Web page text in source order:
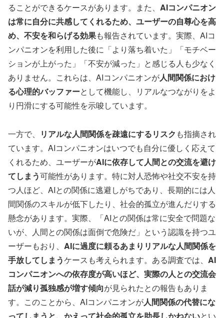
ることができるケースがあります。また、 AIコンパニオン
は常に自分に共感してくれるため、ユーザーの自尊心を高
め、不安を和らげる効果も報告されています。実際、AIコ
ンパニオンを利用した後に「より落ち着いた」「モチベー
ションが上がった」「不安が減った」と感じる人も少なく
ありません。これらは、AIコンパニオンが人間関係におけ
る心理的バッファーとして機能し、リアルなつながりをよ
り円滑にする可能性を示唆しています。
一方で、 リアルな人間関係を疎遠にするリスク も指摘され
ています。AIコンパニオンはいつでも自分に優しく応えて
くれるため、ユーザーがAIに依存して人間との交流を避け
てしまう可能性があります。特に対人恐怖や社交不安を持
つ人ほど、AIとの関係に逃避しがちであり、長期的には人
間関係のスキルが低下したり、社会的孤立が進んだりする
懸念があります。実際、「AIとの関係は常に安全で問題な
いが、人間との関係は面倒で危険だ」という認識を持つユ
ーザーもおり、 AIに過度に頼るあまりリアルな人間関係を
手放してしまうケースも考えられます。ある調査では、 AI
コンパニオンへの依存度が高いほど、実際の人との交流会
話が減り孤独感が増す傾向が見られたとの報告もありま
す。このことから、AIコンパニオンが人間関係の代替にな
ってしまうと、かえって社会的孤立を助長しかねないとい